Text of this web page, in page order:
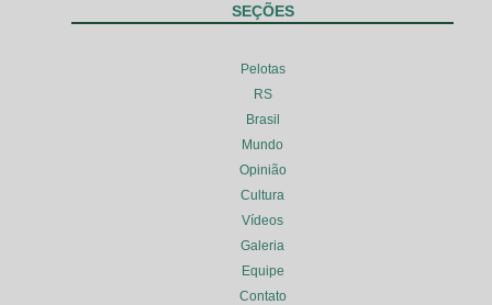
SEÇÕES
Pelotas
RS
Brasil
Mundo
Opinião
Cultura
Vídeos
Galeria
Equipe
Contato